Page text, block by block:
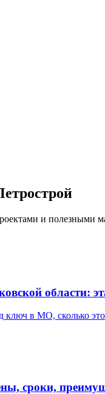
и полезными
области:
ключ в МО, сколько
сроки,